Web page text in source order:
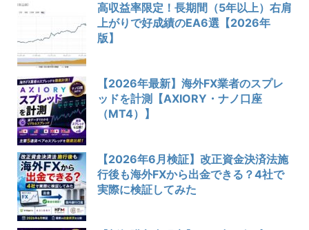
高収益率限定！長期間（5年以上）右肩
上がりで好成績のEA6選【2026年
版】
【2026年最新】海外FX業者のスプレ
ッドを計測【AXIORY・ナノ口座
（MT4）】
【2026年6月検証】改正資金決済法施
行後も海外FXから出金できる？4社で
実際に検証してみた